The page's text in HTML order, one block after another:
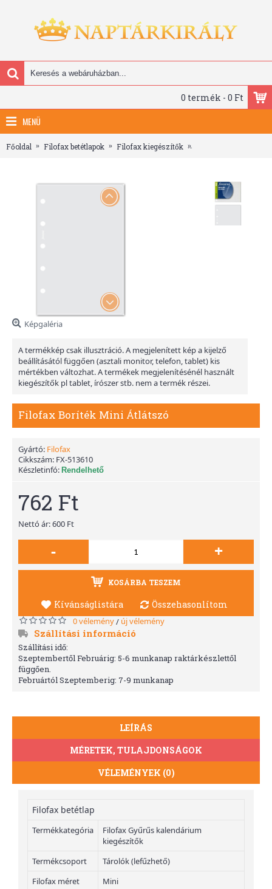
0 termék - 0 Ft
MENÜ
Főoldal Filofax betétlapok Filofax kiegészítők
Képgaléria
A termékkép csak illusztráció. A megjelenített kép a kijelző
beállításától függően (asztali monitor, telefon, tablet) kis
mértékben változhat. A termékek megjelenítésénél használt
kiegészítők pl tablet, írószer stb. nem a termék részei.
Filofax Boríték Mini Átlátszó
Gyártó: Filofax
Cikkszám: FX-513610
Készletinfó: Rendelhető
762 Ft
Nettó ár: 600 Ft
- +
KOSÁRBA TESZEM
Kívánságlistára Összehasonlítom
0 vélemény/ új vélemény
Szállítási információ
Szállítási idő:
Szeptembertől Februárig: 5-6 munkanap raktárkészlettől
függően.
Februártól Szeptemberig: 7-9 munkanap
LEÍRÁS
MÉRETEK, TULAJDONSÁGOK
VÉLEMÉNYEK (0)
Filofax betétlap
Termékkategória
Filofax Gyűrűs kalendárium
kiegészítők
Termékcsoport
Tárolók (lefűzhető)
Filofax méret
Mini